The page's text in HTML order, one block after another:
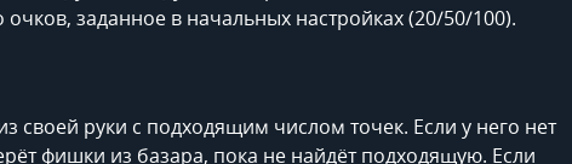
заданное в начальных настройках (20/50/100).
своей руки с подходящим числом точек. Если у него нет
фишки из базара, пока не найдёт подходящую. Если